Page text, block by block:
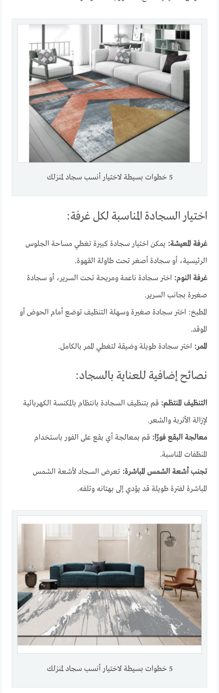
5 خطوات بسيطة لاختيار أنسب سجاد لمنزلك
اختيار السجادة المناسبة لكل غرفة:
غرفة المعيشة: يمكن اختيار سجادة كبيرة تغطي مساحة الجلوس
الرئيسية، أو سجادة أصغر تحت طاولة القهوة.
غرفة النوم: اختر سجادة ناعمة ومريحة تحت السرير، أو سجادة
صغيرة بجانب السرير.
المطبخ: اختر سجادة صغيرة وسهلة التنظيف توضع أمام الحوض أو
الموقد.
الممر: اختر سجادة طويلة وضيقة لتغطي الممر بالكامل.
نصائح إضافية للعناية بالسجاد:
التنظيف المنتظم: قم بتنظيف السجادة بانتظام بالمكنسة الكهربائية
لإزالة الأتربة والشعر.
معالجة البقع فورًا: قم بمعالجة أي بقع على الفور باستخدام
المنظفات المناسبة.
تجنب أشعة الشمس المباشرة: تعرض السجاد لأشعة الشمس
المباشرة لفترة طويلة قد يؤدي إلى بهتانه وتلفه.
5 خطوات بسيطة لاختيار أنسب سجاد لمنزلك